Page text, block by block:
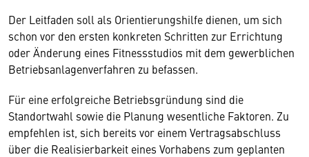
Der Leitfaden soll als Orientierungshilfe dienen, um sich
schon vor den ersten konkreten Schritten zur Errichtung
oder Änderung eines Fitnessstudios mit dem gewerblichen
Betriebsanlagenverfahren zu befassen.
Für eine erfolgreiche Betriebsgründung sind die
Standortwahl sowie die Planung wesentliche Faktoren. Zu
empfehlen ist, sich bereits vor einem Vertragsabschluss
über die Realisierbarkeit eines Vorhabens zum geplanten